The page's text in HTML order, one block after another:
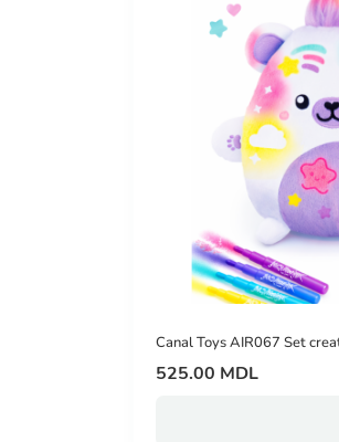
Canal Toys AIR067 Set
525.00 MDL